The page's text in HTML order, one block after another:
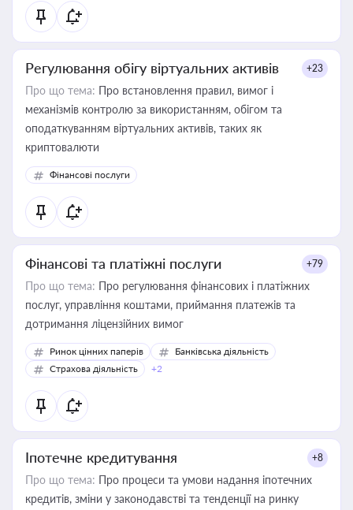
Регулювання обігу віртуальних активів +23
Про що тема: Про встановлення правил, вимог і
механізмів контролю за використанням, обігом та
оподаткуванням віртуальних активів, таких як
криптовалюти
Фінансові послуги
Фінансові та платіжні послуги +79
Про що тема: Про регулювання фінансових і платіжних
послуг, управління коштами, приймання платежів та
дотримання ліцензійних вимог
Ринок цінних паперів
Банківська діяльність
Страхова діяльність
+2
Іпотечне кредитування +8
Про що тема: Про процеси та умови надання іпотечних
кредитів, зміни у законодавстві та тенденції на ринку